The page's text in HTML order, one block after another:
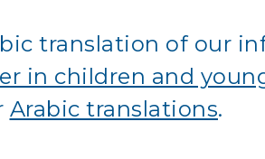
translation of our
in children and
Arabic translations.